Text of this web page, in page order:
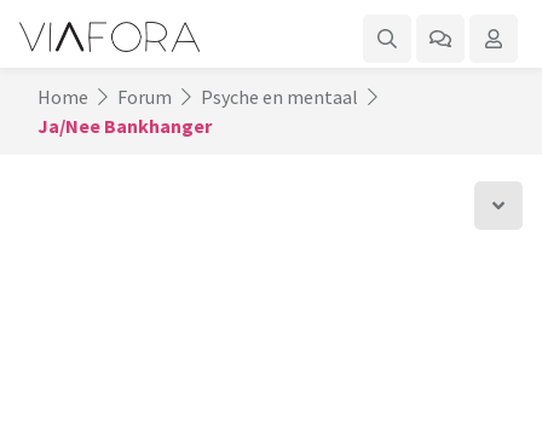
Home Forum
Psyche en mentaal
Ja/Nee Bankhanger